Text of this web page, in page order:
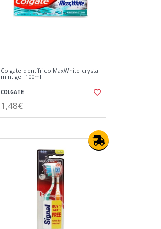
Colgate dentífrico MaxWhite crystal
mint gel 100ml
COLGATE
1,48€